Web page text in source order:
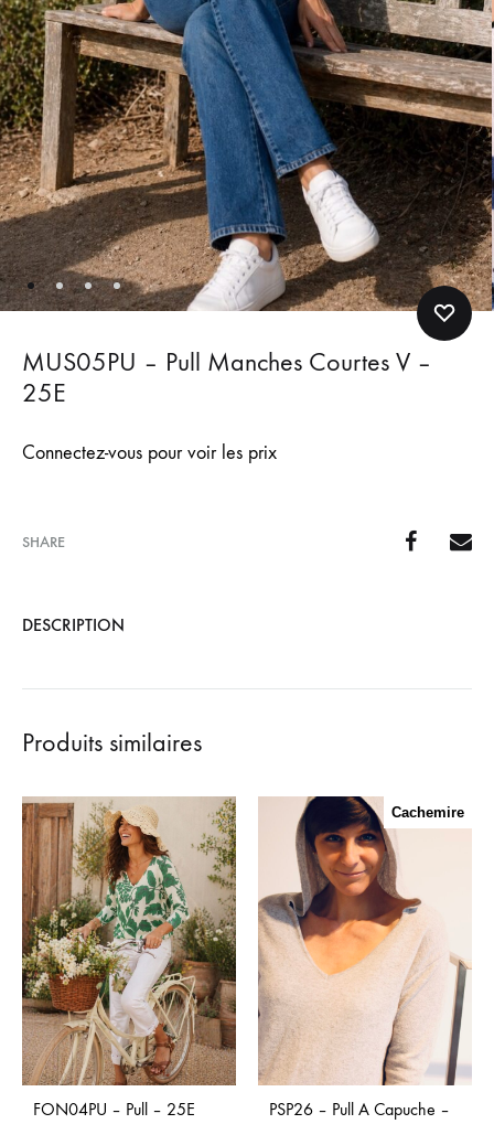
MUS05PU – Pull Manches Courtes V –
25E
Connectez-vous pour voir les prix
SHARE
DESCRIPTION
Produits similaires
FON04PU – Pull – 25E
Cachemire
PSP26 – Pull A Capuche –